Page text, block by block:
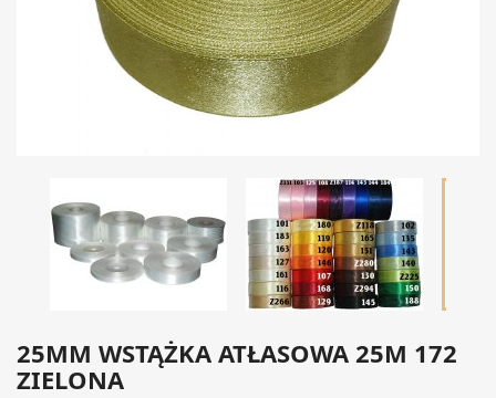
25MM WSTĄŻKA ATŁASOWA 25M 172
ZIELONA